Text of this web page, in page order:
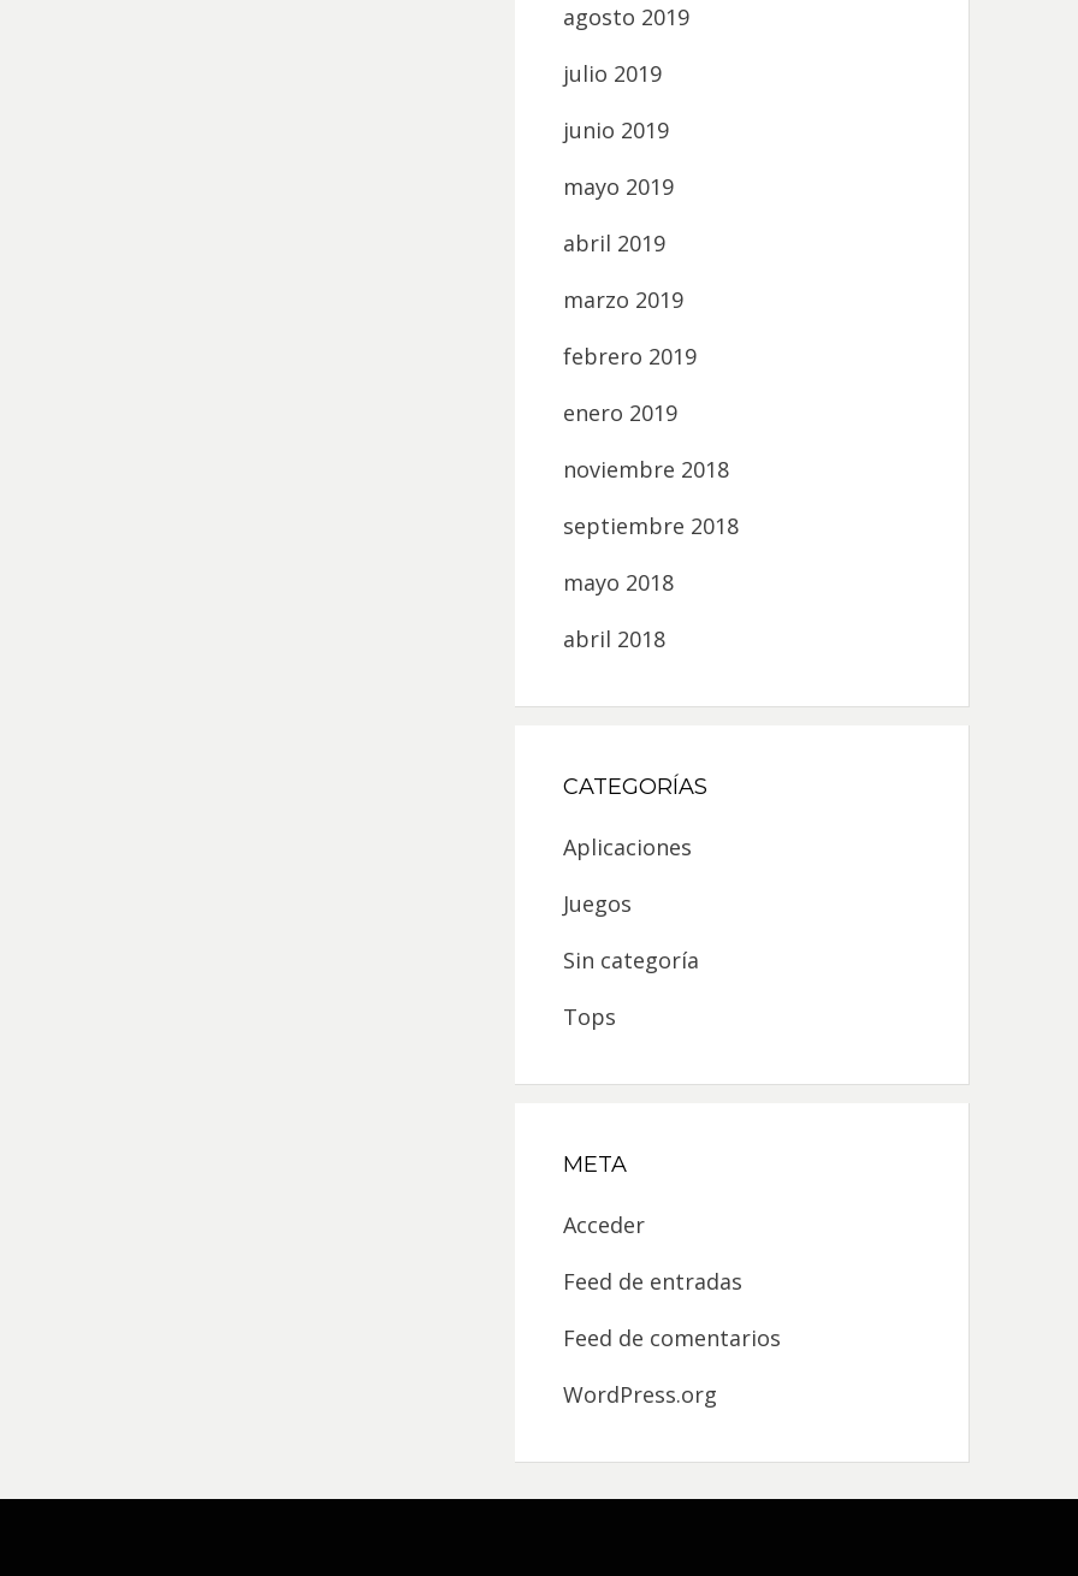
agosto 2019
julio 2019
junio 2019
mayo 2019
abril 2019
marzo 2019
febrero 2019
enero 2019
noviembre 2018
septiembre 2018
mayo 2018
abril 2018
CATEGORÍAS
Aplicaciones
Juegos
Sin categoría
Tops
META
Acceder
Feed de entradas
Feed de comentarios
WordPress.org